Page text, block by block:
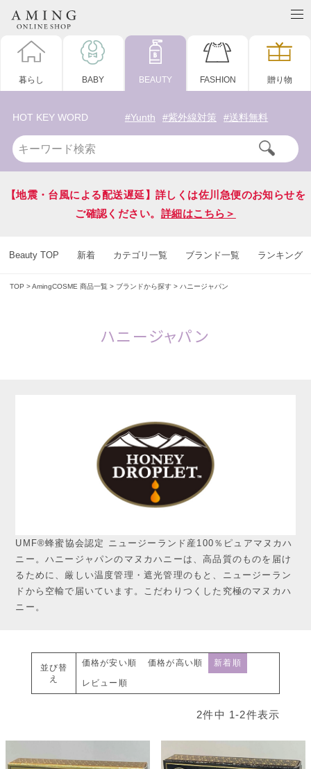
暮らし BABY BEAUTY FASHION 贈り物
HOT KEY WORD #Yunth #紫外線対策 #送料無料
【地震・台風による配送遅延】詳しくは佐川急便のお知らせを
ご確認ください。 詳細はこちら＞
Beauty TOP 新着 カテゴリ一覧 ブランド一覧 ランキング
TOP AmingCOSME 商品一覧 ブランドから探す ハニージャパン
ハニージャパン
UMF®蜂蜜協会認定 ニュージーランド産100％ピュアマヌカハ
ニー。ハニージャパンのマヌカハニーは、高品質のものを届け
るために、厳しい温度管理・遮光管理のもと、ニュージーラン
ドから空輸で届いています。こだわりつくした究極のマヌカハ
ニー。
並び替
え
価格が安い順 価格が高い順 新着順
レビュー順
2件中 1-2件表示